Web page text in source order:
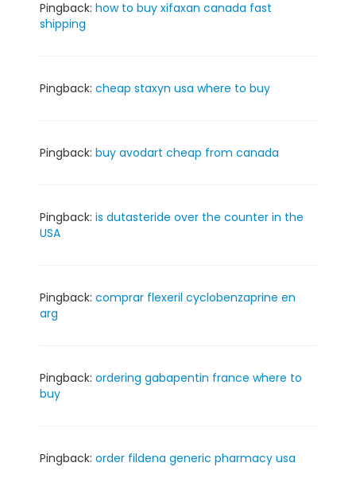
Pingback: how to buy xifaxan canada fast
shipping
Pingback: cheap staxyn usa where to buy
Pingback: buy avodart cheap from canada
Pingback: is dutasteride over the counter in the
USA
Pingback: comprar flexeril cyclobenzaprine en
arg
Pingback: ordering gabapentin france where to
buy
Pingback: order fildena generic pharmacy usa